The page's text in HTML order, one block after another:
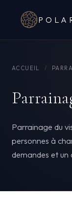
ACCUEIL /
Parrainage du
personnes à
demandes et un